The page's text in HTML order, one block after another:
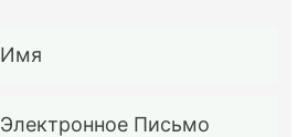
Имя
Электронное Письмо